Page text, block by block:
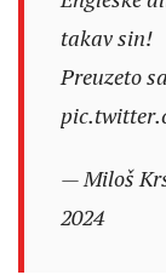
takav sin!
Preuzeto
— Miloš
2024